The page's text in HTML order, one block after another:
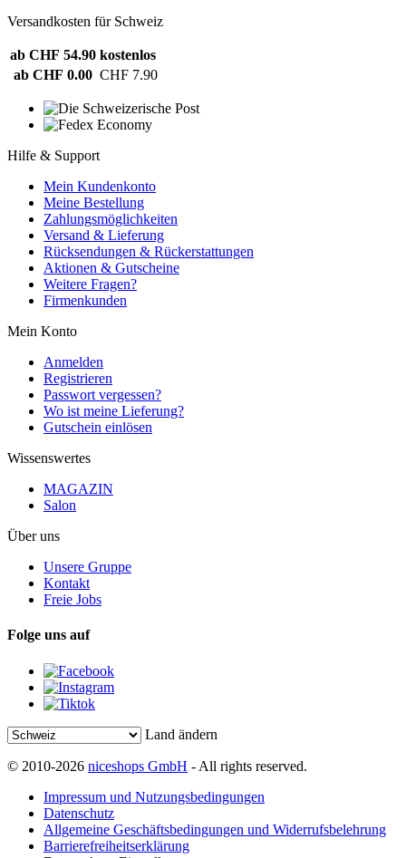
Versandkosten für Schweiz
ab CHF 54.90 kostenlos
ab CHF 0.00 CHF 7.90
Hilfe & Support
Mein Kundenkonto
Meine Bestellung
Zahlungsmöglichkeiten
Versand & Lieferung
Rücksendungen & Rückerstattungen
Aktionen & Gutscheine
Weitere Fragen?
Firmenkunden
Mein Konto
Anmelden
Registrieren
Passwort vergessen?
Wo ist meine Lieferung?
Gutschein einlösen
Wissenswertes
MAGAZIN
Salon
Über uns
Unsere Gruppe
Kontakt
Freie Jobs
Folge uns auf
Land ändern
© 2010-2026 niceshops GmbH - All rights reserved.
Impressum und Nutzungsbedingungen
Datenschutz
Allgemeine Geschäftsbedingungen und Widerrufsbelehrung
Barrierefreiheitserklärung